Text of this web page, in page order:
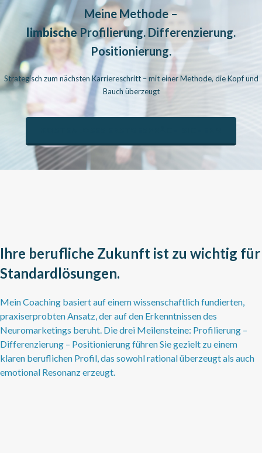
Meine Methode –
limbische Profilierung. Differenzierung.
Positionierung.
Strategisch zum nächsten Karriereschritt – mit einer Methode, die Kopf und
Bauch überzeugt
Ihre berufliche Zukunft ist zu wichtig für
Standardlösungen.
Mein Coaching basiert auf einem wissenschaftlich fundierten,
praxiserprobten Ansatz, der auf den Erkenntnissen des
Neuromarketings beruht. Die drei Meilensteine: Profilierung –
Differenzierung – Positionierung führen Sie gezielt zu einem
klaren beruflichen Profil, das sowohl rational überzeugt als auch
emotional Resonanz erzeugt.